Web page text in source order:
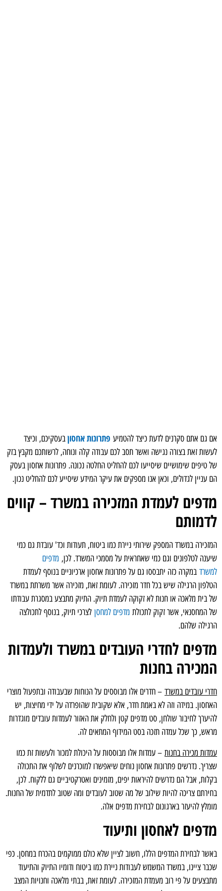
אם גם אתם סקרנים לדעת כיצד להטמיע פתרונות אחסוןבעסקיכם, וכיצד
לעשות זאת בצורה נגישה ואשר תסב לכם עבודה קלה ונוחה, לרשותכם מקבץ בזק
של טיפים שימושיים שיסייעו לכם להחליט החלטה נכונה. פתרונות אחסון בעסק
הם עניין לגדולים, וכאן אנו מספקים את עיקר המידע שיסייע לכם להחליט נכון.
מדפים לעמדת המזכירה במשרד – קווים
לדמותם
המזכירה במשרד המספק שירותי ניירת כמו ביטוח, תעודות וכד' עובדת גם כמי
שיענה לטלפונים וגם כמי שאחראית על מסמכי המשרד. לכן, מדפים
למשרד במקרה כזה יתבססו גם על פתרונות אחסון ארכיוניים בנוסף לעמדת
הטלפון הרגילה שיש בכל חדר מזכירה. לעומת זאת, מזכירה אשר משרתת במשרד
של בית מלאכה או חנות לא זקוקה לעמדת תיוק. התיוק מתבצע במסגרת עבודתו
של המחסנאי, אשר זקוק לתכולת מדפים למחסן לצרכי תיוק, בנוסף לתכולצה
הרגילה שלהם.
מדפים לחדרי העובדים במשרד ולעמדות
המכירה בחנות
חדרי עובדים במשרד – חדרים אלו מבוססים על הנוחות שבעבודה ובתפעול מוצרי
האחסון. במידה וזה לא באמת חדר, אלא שקובית שהופרדה על ידי מחיצות, יש
להיערך לחיבור שולחן, סט מדפים קטן ולחלק את האזור לעמדות עובדים מוגדרות
מראש, כך שכל עמדה תזכה בסט המידוף המתאים לה.
עמדות מכירה בחנות – עמדות אלו מבוססות על היכולת למכור ולעשות זת כמו
שצריך. נדרשים פתרונות אחסון נוחים שיאפשרו למוכרנים לשלוף את התכולה
בקלות, אבל הם נדרשים להיראות יפים, מזמינים ואטרקטיביים גם ללקוח. לכן,
בחירתם צריכה להיות שילוב של מה שטוב לעובדים ומה שטוב לתדמית של החנות.
מומלץ להיעזר בארגונום לבחירת מדפים אלה.
מדפים לאחסון ותיעוד
באשר לבחירת המדפים הללו, חשוב לציין שלא כולם ממוקמים בהכרח במחסן. כפי
שכבר ציינו, במשרד המשמש לעבודות ניירת כמו ביטוח ודומיו התיוק והתיעוד
מתבצעים על פי רוב מעמדת המזכירה. לעומת זאת, בבתי מלאכה וחנויות המצב